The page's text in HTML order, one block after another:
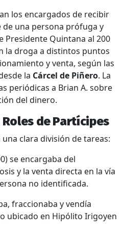
los encargados de recibir
una persona prófuga y
Presidente Quintana al 200
la droga a distintos puntos
y venta, según las
la Cárcel de Piñero. La
periódicas a Brian A. sobre
del dinero.
de Partícipes
clara división de tareas:
se encargaba del
y la venta directa en la vía
no identificada.
fraccionaba y vendía
ubicado en Hipólito Irigoyen